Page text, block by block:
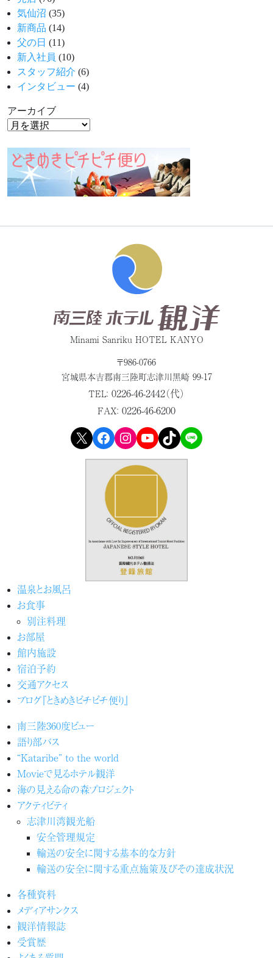
気仙沼 (35)
新商品 (14)
父の日 (11)
新入社員 (10)
スタッフ紹介 (6)
インタビュー (4)
アーカイブ
Minami Sanriku HOTEL KANYO
〒986-0766
宮城県本吉郡南三陸町志津川黒崎 99-17
TEL： 0226-46-2442（代）
FAX： 0226-46-6200
X Facebook Instagram YouTube TikTok LINE
温泉とお風呂
お食事
別注料理
お部屋
館内施設
宿泊予約
交通アクセス
ブログ『ときめきピチピチ便り』
南三陸360度ビュー
語り部バス
“Kataribe” to the world
Movieで見るホテル観洋
海の見える命の森プロジェクト
アクティビティ
志津川湾観光船
安全管理規定
輸送の安全に関する基本的な方針
輸送の安全に関する重点施策及びその達成状況
各種資料
メディアサンクス
観洋情報誌
受賞歴